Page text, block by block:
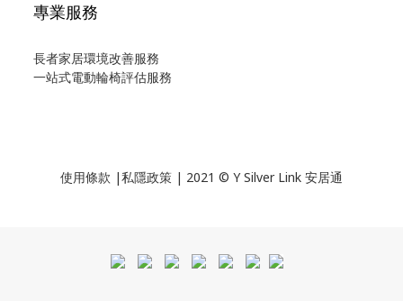
專業服務
長者家居環境改善服務
一站式電動輪椅評估服務
使用條款 |私隱政策 | 2021 © Y Silver Link 安居通